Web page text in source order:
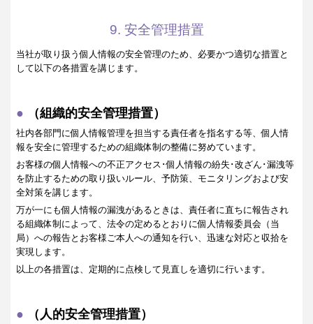
9. 安全管理措置
当社が取り扱う個人情報の安全管理のため、必要かつ適切な措置と
して以下の各措置を講じます。
（組織的安全管理措置）
社内各部門に個人情報管理を担当する責任者を指名する等、個人情
報を安全に管理するための組織体制の整備に努めています。
お客様の個人情報への不正アクセス･個人情報の紛失･改ざん･漏洩等
を防止するための取り扱いルール、予防策、モニタリングおよび安
全対策を講じます。
万が一にも個人情報の漏洩があるときは、責任者に直ちに報告され
る組織体制によって、法令の定めるとおりに個人情報委員会（当
局）への報告とお客様ご本人への通知を行い、迅速な対応と収拾を
実現します。
以上の各措置は、定期的に点検して見直しを適切に行います。
（人的安全管理措置）